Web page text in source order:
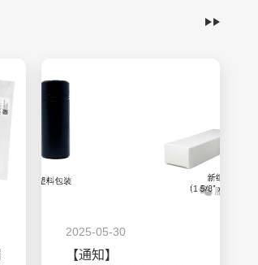
2025-05-30
【通知】